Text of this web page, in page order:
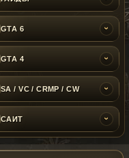
GTA 6 ›
GTA 4 ›
SA / VC / CRMP / CW ›
САЙТ ›